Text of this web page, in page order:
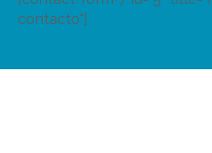
contacto"]